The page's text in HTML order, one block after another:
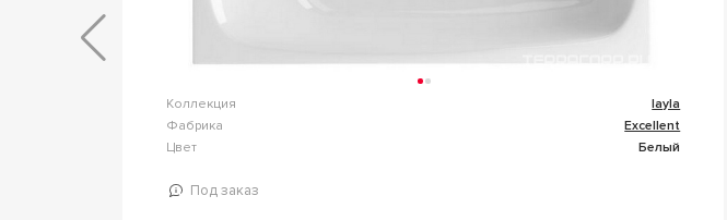
Коллекция
layla
Фабрика
Excellent
Цвет
Белый
Под заказ